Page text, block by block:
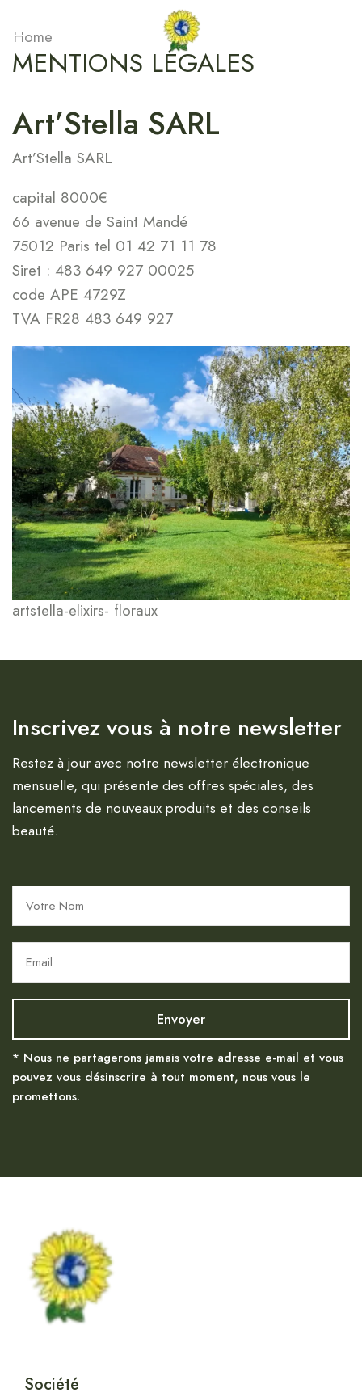
Home
MENTIONS LÉGALES
Art’Stella SARL
Art’Stella SARL
capital 8000€
66 avenue de Saint Mandé
75012 Paris tel 01 42 71 11 78
Siret : 483 649 927 00025
code APE 4729Z
TVA FR28 483 649 927
artstella-elixirs- floraux
Inscrivez vous à notre newsletter
Restez à jour avec notre newsletter électronique
mensuelle, qui présente des offres spéciales, des
lancements de nouveaux produits et des conseils
beauté.
* Nous ne partagerons jamais votre adresse e-mail et vous
pouvez vous désinscrire à tout moment, nous vous le
promettons.
Société